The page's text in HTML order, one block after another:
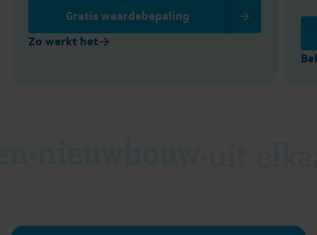
Gratis waardebepaling
Zo werkt het